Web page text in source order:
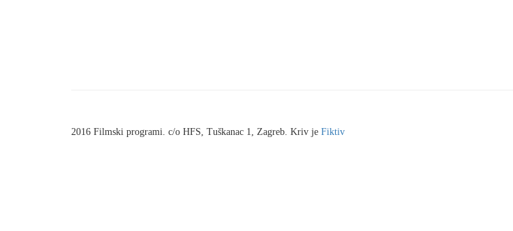
2016 Filmski programi. c/o HFS, Tuškanac 1, Zagreb. Kriv je Fiktiv